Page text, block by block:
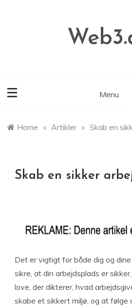
Menu
Home » Artikler » Skab en
Skab en sikker
Det er vigtigt for både dig og
sikre, at din arbejdsplads er
love, der dikterer, hvad
skabe et sikkert miljø, og at følge